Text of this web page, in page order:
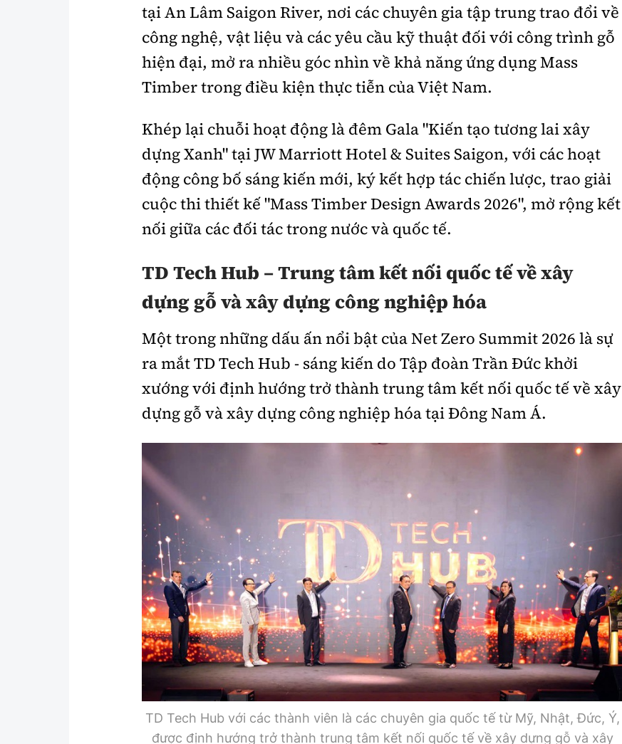
tại An Lâm Saigon River, nơi các chuyên gia tập trung trao đổi về
công nghệ, vật liệu và các yêu cầu kỹ thuật đối với công trình gỗ
hiện đại, mở ra nhiều góc nhìn về khả năng ứng dụng Mass
Timber trong điều kiện thực tiễn của Việt Nam.
Khép lại chuỗi hoạt động là đêm Gala "Kiến tạo tương lai xây
dựng Xanh" tại JW Marriott Hotel & Suites Saigon, với các hoạt
động công bố sáng kiến mới, ký kết hợp tác chiến lược, trao giải
cuộc thi thiết kế "Mass Timber Design Awards 2026", mở rộng kết
nối giữa các đối tác trong nước và quốc tế.
TD Tech Hub – Trung tâm kết nối quốc tế về xây
dựng gỗ và xây dựng công nghiệp hóa
Một trong những dấu ấn nổi bật của Net Zero Summit 2026 là sự
ra mắt TD Tech Hub - sáng kiến do Tập đoàn Trần Đức khởi
xướng với định hướng trở thành trung tâm kết nối quốc tế về xây
dựng gỗ và xây dựng công nghiệp hóa tại Đông Nam Á.
TD Tech Hub với các thành viên là các chuyên gia quốc tế từ Mỹ, Nhật, Đức, Ý,
được định hướng trở thành trung tâm kết nối quốc tế về xây dựng gỗ và xây